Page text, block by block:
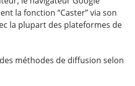
la fonction “Caster” via son
la plupart des plateformes de
méthodes de diffusion selon